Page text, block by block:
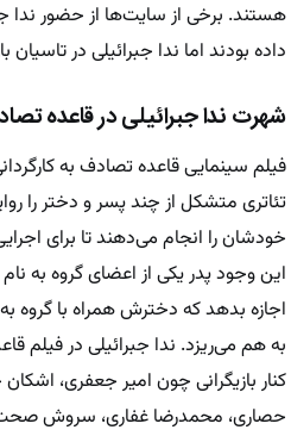
هستند. برخی از سایت‌ها از حضور ندا
داده بودند اما ندا جبرائیلی در
شهرت ندا جبرائیلی در قاعده
فیلم سینمایی قاعده تصادف به
تئاتری متشکل از چند پسر و دختر را
خودشان را انجام می‌دهند تا برای
این وجود پدر یکی از اعضای گروه به
اجازه بدهد که دخترش همراه با گروه
به هم می‌ریزد. ندا جبرائیلی در فیلم
کنار بازیگرانی چون امیر جعفری،
حصاری، محمدرضا غفاری، سروش